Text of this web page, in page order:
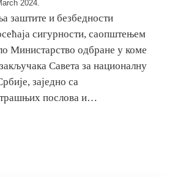
2024.
заштите и безбедности
сигурности, саопштењем
Министарство одбране у коме
Савета за националну
заједно са
послова и…